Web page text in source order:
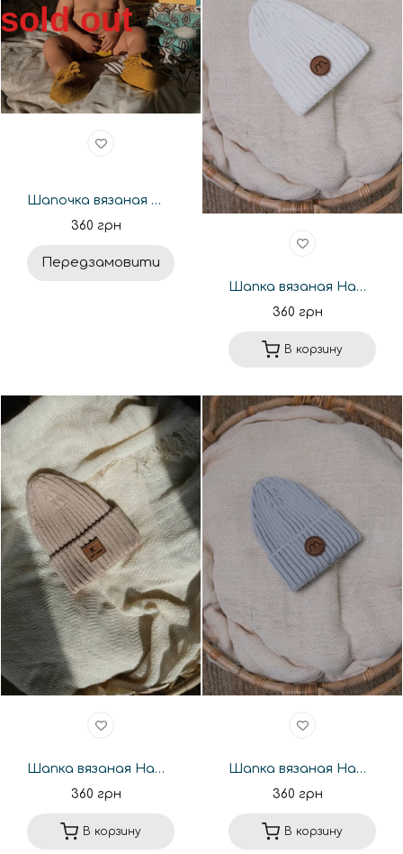
sold out
Шапочка вязаная Happymoon базовая горчица
360 грн
Передзамовити
Шапка вязаная Happymoon базовая молоко
360 грн
В корзину
Шапка вязаная Happymoon базовая темный беж
360 грн
В корзину
Шапка вязаная Happymoon базовая серая
360 грн
В корзину